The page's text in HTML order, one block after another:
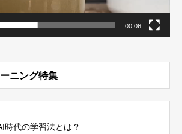
00:06
ニング特集
時代の学習法とは？